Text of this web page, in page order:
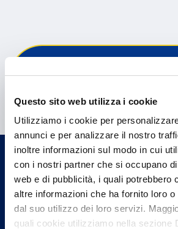
Questo sito web utilizza i cookie
Utilizziamo i cookie per
annunci e per analizzare il nostro
inoltre informazioni sul modo in cui
con i nostri partner che si occupano
web e di pubblicità, i quali potrebbero
altre informazioni che ha fornito loro
dal suo utilizzo dei loro servizi.
quali cookie utilizziamo nella sezione
informazioni?
Trova l'Agenzia più vicina a
un nostro Agente.
Contattaci